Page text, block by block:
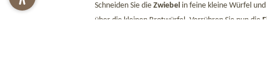
Schneiden Sie die Zwiebel in feine kleine Würfel
über die kleinen Brotwürfel. Verrühren Sie nun die